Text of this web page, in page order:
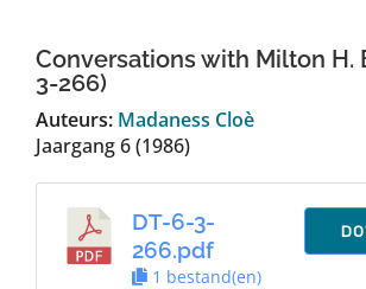
TDT Overzicht
Over Dth
Contact
Conversations with Milton H.
3-266)
Auteurs: Madaness Cloè
Jaargang 6 (1986)
DT-6-3-
266.pdf
1 bestand(en)